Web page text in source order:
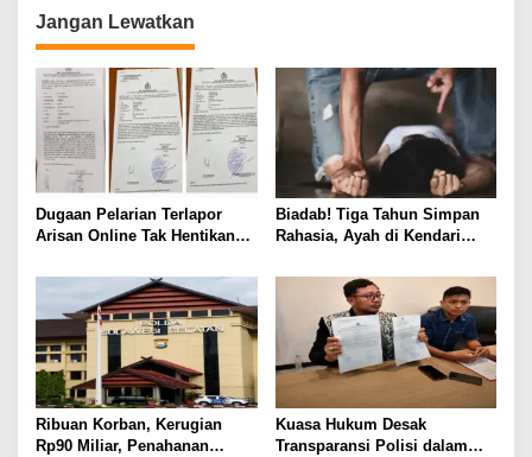
g
a
s
i
p
o
s
Jangan Lewatkan
Dugaan Pelarian Terlapor
Arisan Online Tak Hentikan
Biadab! Tiga Tahun Simpan
Rahasia, Ayah di Kendari
Nafsu
Ribuan Korban, Kerugian
Rp90 Miliar, Penahanan
Kuasa Hukum Desak
Transparansi Polisi dalam